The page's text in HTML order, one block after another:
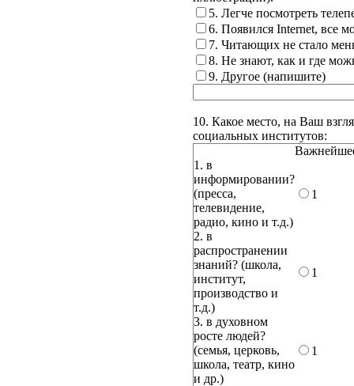
5. Легче посмотреть
6. Появился Internet, все
7. Читающих не стало
8. Не знают, как и где
9. Другое (напишите)
10. Какое место, на Ваш
социальных институтов:
1. в
информировании?
(пресса,
телевидение,
радио, кино и т.д.)
1
2. в
распространении
знаний? (школа,
институт,
производство и
т.д.)
1
3. в духовном
росте людей?
(семья, церковь,
школа, театр, кино
и др.)
1